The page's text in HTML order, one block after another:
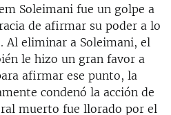
Soleimani fue un golpe a
de afirmar su poder a lo
Al eliminar a Soleimani, el
le hizo un gran favor a
afirmar ese punto, la
condenó la acción de
muerto fue llorado por el